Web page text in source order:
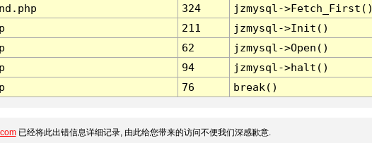
324
jzmysql-
211
jzmysql->Init()
62
jzmysql->Open()
94
jzmysql->halt()
76 break()
已经将此出错信息详细记录, 由此给您带来的访问不便我们深感歉意.